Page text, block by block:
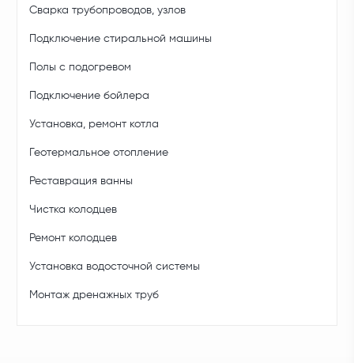
Сварка трубопроводов, узлов
Подключение стиральной машины
Полы с подогревом
Подключение бойлера
Установка, ремонт котла
Геотермальное отопление
Реставрация ванны
Чистка колодцев
Ремонт колодцев
Установка водосточной системы
Монтаж дренажных труб